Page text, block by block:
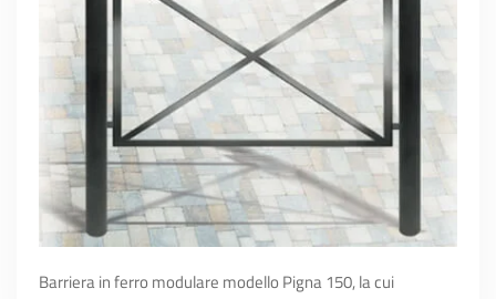
Barriera in ferro modulare modello Pigna 150, la cui